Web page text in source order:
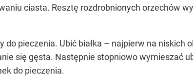
ciasta. Resztę rozdrobnionych orzechów
pieczenia. Ubić białka – najpierw na niskich
się gęsta. Następnie stopniowo wymieszać
do pieczenia.